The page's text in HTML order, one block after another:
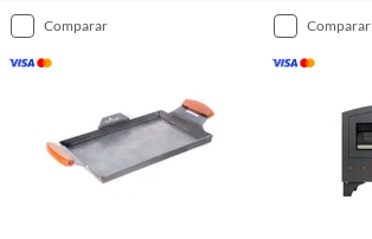
comparar comparar